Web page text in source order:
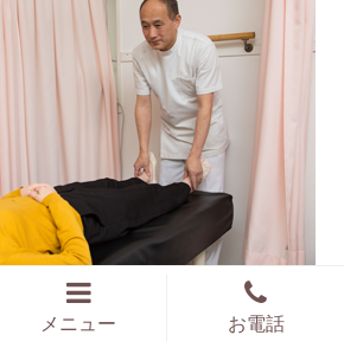
メニュー お電話